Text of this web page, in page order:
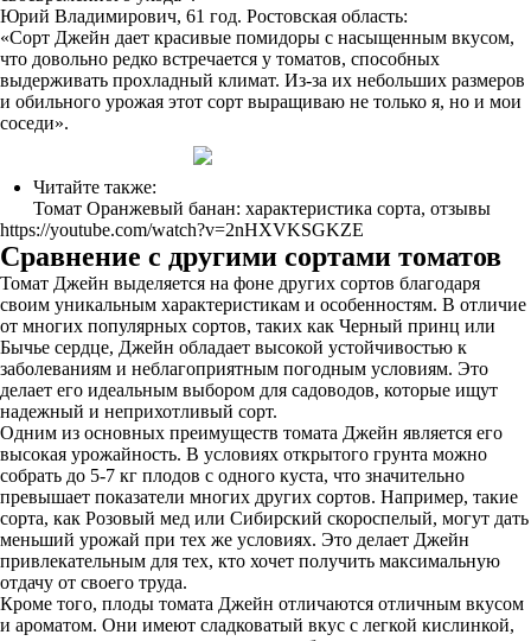
Юрий Владимирович, 61 год. Ростовская область:
«Сорт Джейн дает красивые помидоры с насыщенным вкусом,
что довольно редко встречается у томатов, способных
выдерживать прохладный климат. Из-за их небольших размеров
и обильного урожая этот сорт выращиваю не только я, но и мои
соседи».
Читайте также:
Томат Оранжевый банан: характеристика сорта, отзывы
https://youtube.com/watch?v=2nHXVKSGKZE
Сравнение с другими сортами томатов
Томат Джейн выделяется на фоне других сортов благодаря
своим уникальным характеристикам и особенностям. В отличие
от многих популярных сортов, таких как Черный принц или
Бычье сердце, Джейн обладает высокой устойчивостью к
заболеваниям и неблагоприятным погодным условиям. Это
делает его идеальным выбором для садоводов, которые ищут
надежный и неприхотливый сорт.
Одним из основных преимуществ томата Джейн является его
высокая урожайность. В условиях открытого грунта можно
собрать до 5-7 кг плодов с одного куста, что значительно
превышает показатели многих других сортов. Например, такие
сорта, как Розовый мед или Сибирский скороспелый, могут дать
меньший урожай при тех же условиях. Это делает Джейн
привлекательным для тех, кто хочет получить максимальную
отдачу от своего труда.
Кроме того, плоды томата Джейн отличаются отличным вкусом
и ароматом. Они имеют сладковатый вкус с легкой кислинкой,